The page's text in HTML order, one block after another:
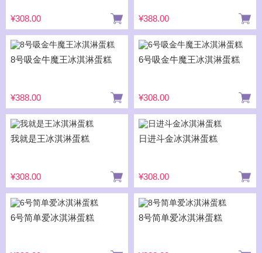
¥308.00 ¥388.00
8号吸金牛魔王冰淇淋蛋糕
¥388.00
6号吸金牛魔王冰淇淋蛋糕
¥308.00
我就是王冰淇淋蛋糕
¥308.00
日进斗金冰淇淋蛋糕
¥308.00
6号简单爱冰淇淋蛋糕 8号简单爱冰淇淋蛋糕